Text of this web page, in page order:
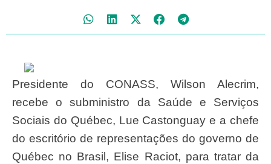
Presidente do CONASS, Wilson Alecrim,
recebe o subministro da Saúde e Serviços
Sociais do Québec, Lue Castonguay e a chefe
do escritório de representações do governo de
Québec no Brasil, Elise Raciot, para tratar da